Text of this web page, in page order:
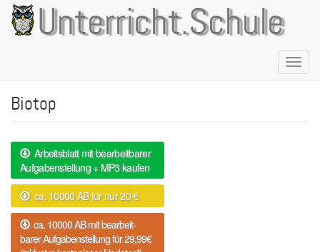
Direkt
zum
Inhalt
Unterricht.Schule
Biotop
Arbeitsblatt mit bearbeitbarer
Aufgabenstellung + MP3 kaufen
ca. 10000 AB für nur 20 €
ca. 10000 AB mit bearbeit-
barer Aufgabenstellung für 29,99€